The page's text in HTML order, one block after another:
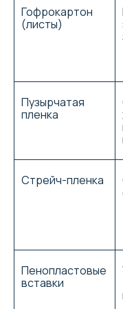
Гофрокартон
(листы)
Пузырчатая
пленка
Стрейч-пленка
Пенопластовые
вставки
На основе
Никаких перекуров!
Рекомендуем
организации
Отзыв от 25.12.25
Дзержинского. Оба
грузчиков по
предоплаты за день